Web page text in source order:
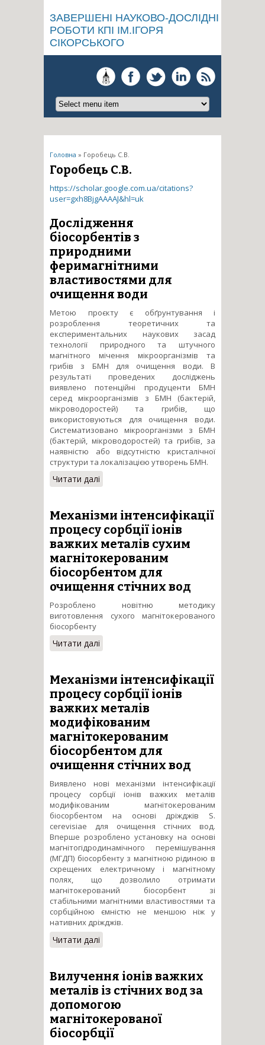
ЗАВЕРШЕНІ НАУКОВО-ДОСЛІДНІ
РОБОТИ КПІ ІМ.ІГОРЯ
СІКОРСЬКОГО
Ви є тут
Головна » Горобець С.В.
Горобець С.В.
https://scholar.google.com.ua/citations?
user=gxh8BjgAAAAJ&hl=uk
Дослідження
біосорбентів з
природними
феримагнітними
властивостями для
очищення води
Метою проєкту є обґрунтування і
розроблення теоретичних та
експериментальних наукових засад
технології природного та штучного
магнітного мічення мікроорганізмів та
грибів з БМН для очищення води. В
результаті проведених досліджень
виявлено потенційні продуценти БМН
серед мікроорганізмів з БМН (бактерій,
мікроводоростей) та грибів, що
використовуються для очищення води.
Систематизовано мікроорганізми з БМН
(бактерій, мікроводоростей) та грибів, за
наявністю або відсутністю кристалічної
структури та локалізацією утворень БМН.
Читати далі
біосорбентів з природними
властивостями для
очищення води
Механізми інтенсифікації
процесу сорбції іонів
важких металів сухим
магнітокерованим
біосорбентом для
очищення стічних вод
Розроблено новітню методику
виготовлення сухого магнітокерованого
біосорбенту
Читати далі
процесу сорбції іонів важких
магнітокерованим
біосорбентом для очищення
стічних вод
Механізми інтенсифікації
процесу сорбції іонів
важких металів
модифікованим
магнітокерованим
біосорбентом для
очищення стічних вод
Виявлено нові механізми інтенсифікації
процесу сорбції іонів важких металів
модифікованим магнітокерованим
біосорбентом на основі дріжджів S.
cerevisiae для очищення стічних вод.
Вперше розроблено установку на основі
магнітогідродинамічного перемішування
(МГДП) біосорбенту з магнітною рідиною в
схрещених електричному і магнітному
полях, що дозволило отримати
магнітокерований біосорбент зі
стабільними магнітними властивостями та
сорбційною ємністю не меншою ніж у
нативних дріжджів.
Читати далі
процесу сорбції іонів важких
магнітокерованим
біосорбентом для очищення
стічних вод
Вилучення іонів важких
металів із стічних вод за
допомогою
магнітокерованої
біосорбції